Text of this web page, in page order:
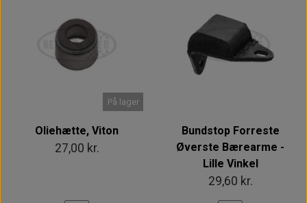
På lager
Oliehætte, Viton
27,00 kr.
Bundstop Forreste
Øverste Bærearme -
Lille Vinkel
29,60 kr.